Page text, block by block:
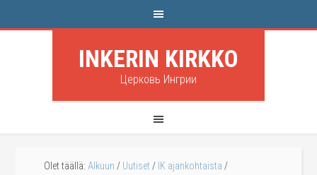
INKERIN KIRKKO
Церковь Ингрии
Olet täällä: Alkuun / Uutiset / IK ajankohtaista /